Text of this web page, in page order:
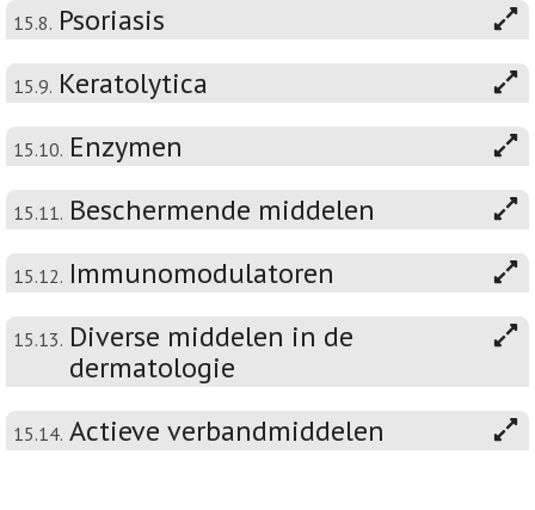
15.8. Psoriasis
15.9. Keratolytica
15.10. Enzymen
15.11. Beschermende middelen
15.12. Immunomodulatoren
15.13. Diverse middelen in de
dermatologie
15.14. Actieve verbandmiddelen